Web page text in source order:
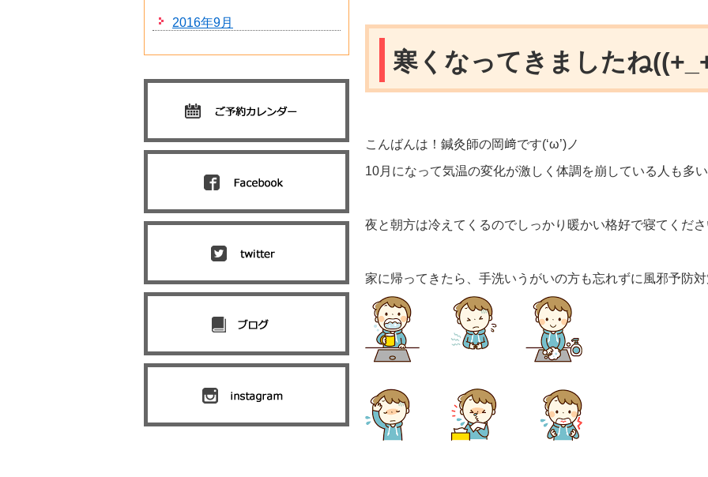
寒くなってきましたね
こんばんは！鍼灸師の岡﨑です(‘ω’)ノ
10月になって気温の変化が激しく体調を崩している人も多
夜と朝方は冷えてくるのでしっかり暖かい格好で寝てくだ
家に帰ってきたら、手洗いうがいの方も忘れずに風邪予防
2016年9月